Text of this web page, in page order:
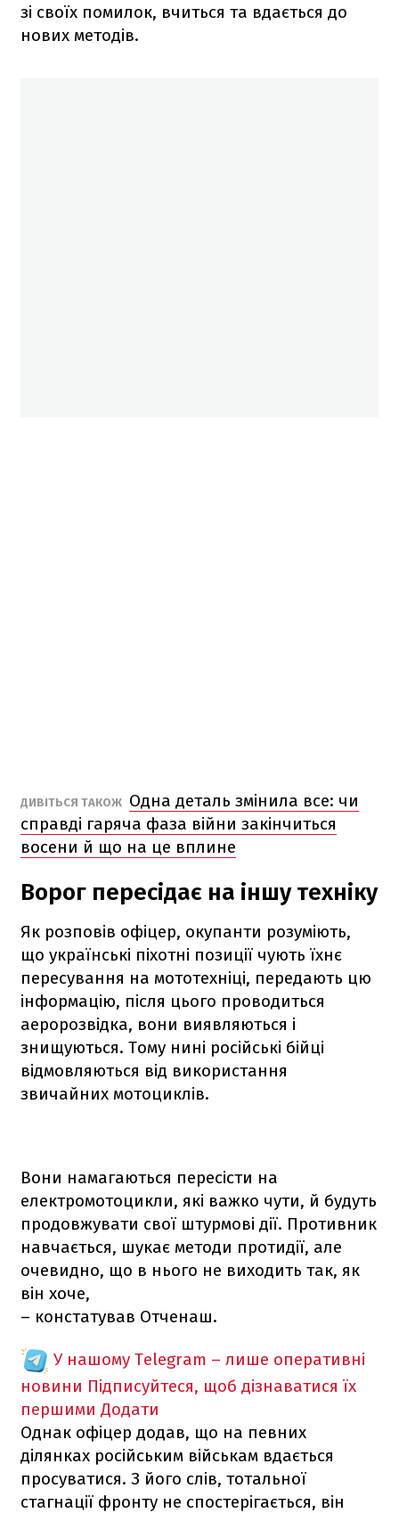
зі своїх помилок, вчиться та вдається до
нових методів.
ДИВІТЬСЯ ТАКОЖ Одна деталь змінила все: чи
справді гаряча фаза війни закінчиться
восени й що на це вплине
Ворог пересідає на іншу техніку
Як розповів офіцер, окупанти розуміють,
що українські піхотні позиції чують їхнє
пересування на мототехніці, передають цю
інформацію, після цього проводиться
аеророзвідка, вони виявляються і
знищуються. Тому нині російські бійці
відмовляються від використання
звичайних мотоциклів.
Вони намагаються пересісти на
електромотоцикли, які важко чути, й будуть
продовжувати свої штурмові дії. Противник
навчається, шукає методи протидії, але
очевидно, що в нього не виходить так, як
він хоче,
– констатував Отченаш.
У нашому Telegram – лише оперативні
новини Підписуйтеся, щоб дізнаватися їх
першими Додати
Однак офіцер додав, що на певних
ділянках російським військам вдається
просуватися. З його слів, тотальної
стагнації фронту не спостерігається, він